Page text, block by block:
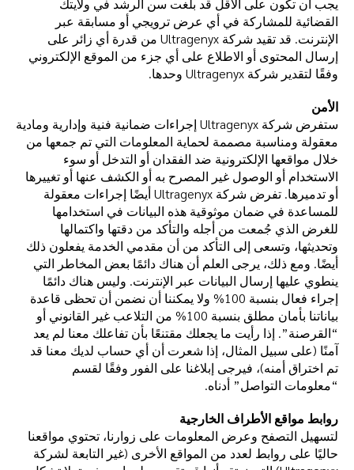
يجب أن تكون على الأقل قد بلغت سن الرشد في ولايتك
القضائية للمشاركة في أي عرض ترويجي أو مسابقة عبر
الإنترنت. قد تقيد شركة Ultragenyx من قدرة أي زائر على
إرسال المحتوى أو الاطلاع على أي جزء من الموقع الإلكتروني
وفقًا لتقدير شركة Ultragenyx وحدها.
الأمن
ستفرض شركة Ultragenyx إجراءات ضمانية فنية وإدارية ومادية
معقولة ومناسبة مصممة لحماية المعلومات التي تم جمعها من
خلال مواقعها الإلكترونية ضد الفقدان أو التدخل أو سوء
الاستخدام أو الوصول غير المصرح به أو الكشف عنها أو تغييرها
أو تدميرها. تفرض شركة Ultragenyx أيضًا إجراءات معقولة
للمساعدة في ضمان موثوقية هذه البيانات في استخدامها
للغرض الذي جُمعت من أجله والتأكد من دقتها واكتمالها
وتحديثها، وتسعى إلى التأكد من أن مقدمي الخدمة يفعلون ذلك
أيضًا. ومع ذلك، يرجى العلم أن هناك دائمًا بعض المخاطر التي
ينطوي عليها إرسال البيانات عبر الإنترنت. وليس هناك دائمًا
إجراء فعال بنسبة 100% ولا يمكننا أن نضمن أن تحظى قاعدة
بياناتنا بأمان مطلق بنسبة 100% من التلاعب غير القانوني أو
“القرصنة”. إذا رأيت ما يجعلك مقتنعًا بأن تفاعلك معنا لم يعد
آمنًا (على سبيل المثال، إذا شعرت أن أي حساب لديك معنا قد
تم اختراق أمنه)، فيرجى إبلاغنا على الفور وفقًا لقسم
“معلومات التواصل” أدناه.
روابط مواقع الأطراف الخارجية
لتسهيل التصفح وعرض المعلومات على زوارنا، تحتوي مواقعنا
حاليًا على روابط لعدد من المواقع الأخرى (غير التابعة لشركة